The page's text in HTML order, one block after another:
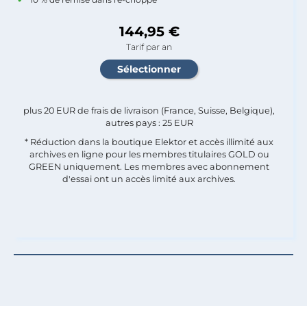
144,95 €
Tarif par an
plus 20 EUR de frais de livraison (France, Suisse, Belgique),
autres pays : 25 EUR
* Réduction dans la boutique Elektor et accès illimité aux
archives en ligne pour les membres titulaires GOLD ou
GREEN uniquement. Les membres avec abonnement
d'essai ont un accès limité aux archives.